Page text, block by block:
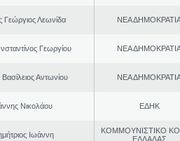
Γεώργιος Λεωνίδα ΝΕΑ
Γεωργίου ΝΕΑ
Αντωνίου ΝΕΑ
Νικολάου ΕΔΗΚ
Ιωάννη
ΚΟΜΜΟΥΝΙΣΤΙΚΟ
ΕΛΛΑΔΑΣ